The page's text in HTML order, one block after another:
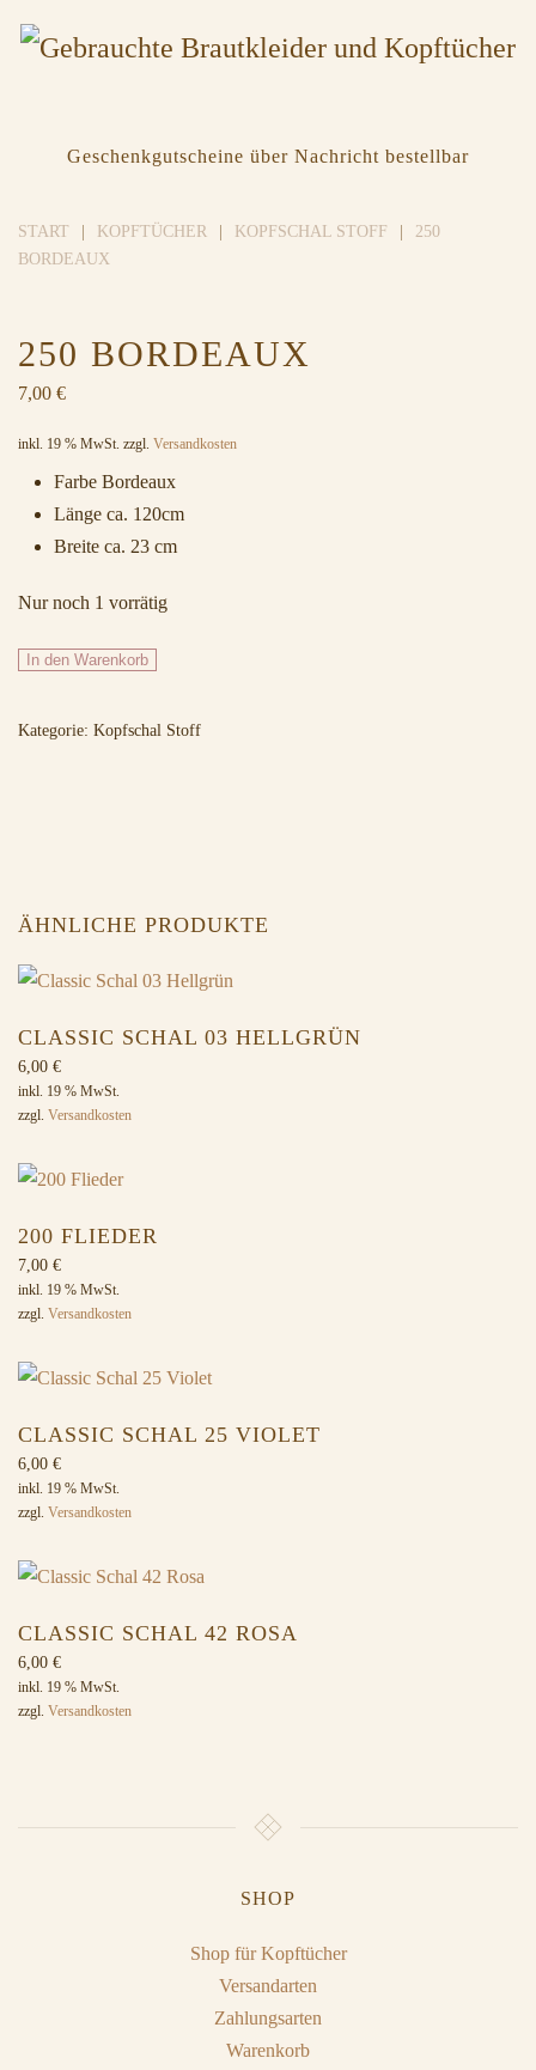
Geschenkgutscheine über Nachricht bestellbar
START KOPFTÜCHER KOPFSCHAL STOFF
250
BORDEAUX
250 BORDEAUX
7,00 €
inkl. 19 % MwSt. zzgl. Versandkosten
Farbe Bordeaux
Länge ca. 120cm
Breite ca. 23 cm
Nur noch 1 vorrätig
250
Menge
In den Warenkorb
Kategorie: Kopfschal Stoff
ÄHNLICHE PRODUKTE
CLASSIC SCHAL 03 HELLGRÜN
6,00 €
inkl. 19 % MwSt.
zzgl. Versandkosten
200 FLIEDER
7,00 €
inkl. 19 % MwSt.
zzgl. Versandkosten
CLASSIC SCHAL 25 VIOLET
6,00 €
inkl. 19 % MwSt.
zzgl. Versandkosten
CLASSIC SCHAL 42 ROSA
6,00 €
inkl. 19 % MwSt.
zzgl. Versandkosten
SHOP
Shop für Kopftücher
Versandarten
Zahlungsarten
Warenkorb